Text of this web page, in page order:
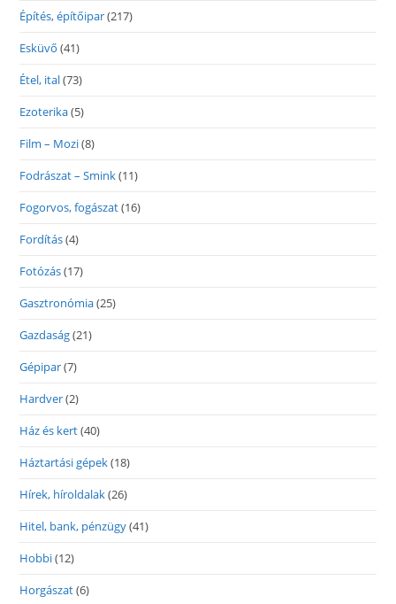
Építés, építőipar(217)
Esküvő (41)
Étel, ital(73)
Ezoterika(5)
Film – Mozi(8)
Fodrászat – Smink(11)
Fogorvos, fogászat(16)
Fordítás(4)
Fotózás(17)
Gasztronómia(25)
Gazdaság(21)
Gépipar(7)
Hardver(2)
Ház és kert(40)
Háztartási gépek(18)
Hírek, híroldalak(26)
Hitel, bank, pénzügy(41)
Hobbi(12)
Horgászat(6)